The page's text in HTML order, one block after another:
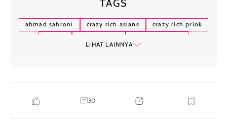
TAGS
ahmad sahroni crazy rich asians
crazy rich priok
LIHAT LAINNYA
30